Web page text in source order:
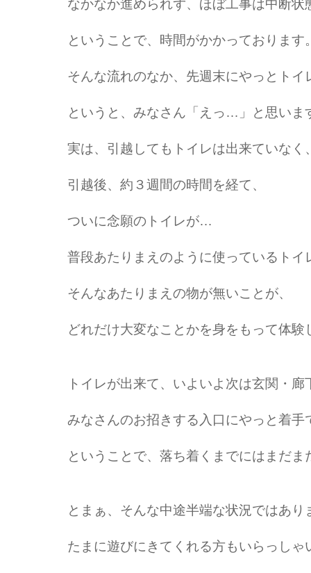
なかなか進められず、ほぼ工事は中断状
ということで、時間がかかっております
そんな流れのなか、先週末にやっとトイ
というと、みなさん「えっ…」と思いま
実は、引越してもトイレは出来ていなく
引越後、約３週間の時間を経て、
ついに念願のトイレが…
普段あたりまえのように使っているトイ
そんなあたりまえの物が無いことが、
どれだけ大変なことかを身をもって体験
トイレが出来て、いよいよ次は玄関・廊
みなさんのお招きする入口にやっと着手
ということで、落ち着くまでにはまだま
とまぁ、そんな中途半端な状況ではあり
たまに遊びにきてくれる方もいらっしゃ